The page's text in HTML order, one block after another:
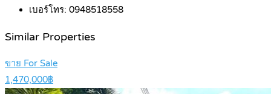
เบอร์โทร: 0948518558
Similar Properties
ขาย For Sale
1,470,000฿